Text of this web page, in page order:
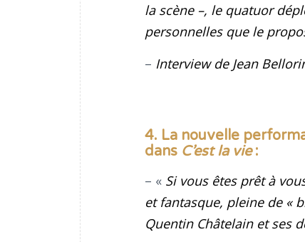
la scène –, le quatuor
personnelles que le
– Interview de Jean
4. La nouvelle
dans C’est la vie:
– « Si vous êtes prêt à
et fantasque, pleine de «
Quentin Châtelain et ses